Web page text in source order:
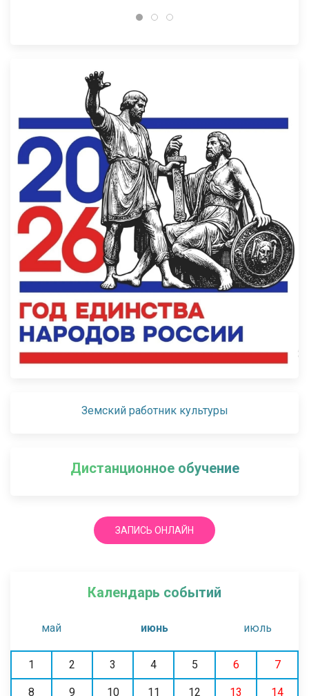
Земский работник культуры
Дистанционное обучение
ЗАПИСЬ ОНЛАЙН
Календарь событий
май июнь июль
1 2 3 4 5 6 7
8 9 10 11 12 13 14